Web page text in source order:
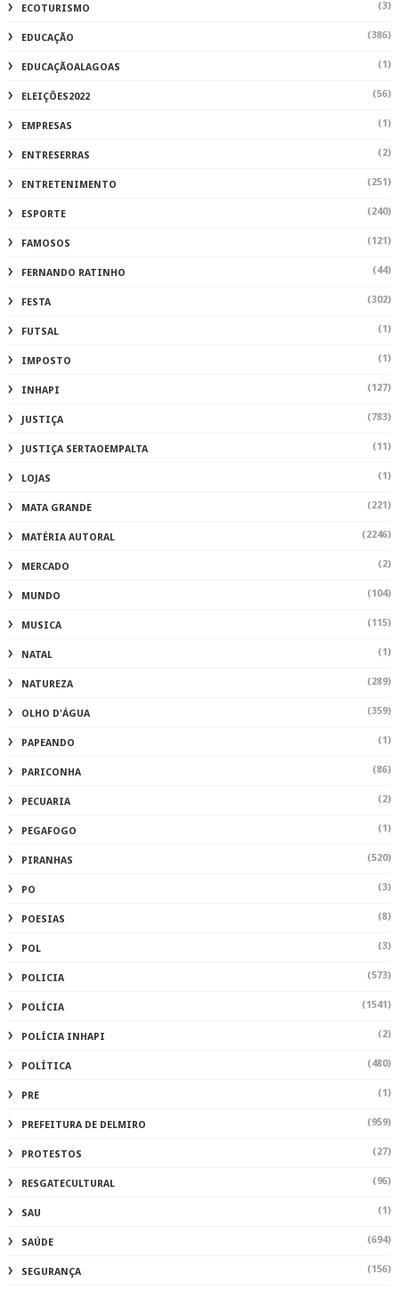
ECOTURISMO (3)
EDUCAÇÃO (386)
EDUCAÇÃOALAGOAS (1)
ELEIÇÕES2022 (56)
EMPRESAS (1)
ENTRESERRAS (2)
ENTRETENIMENTO (251)
ESPORTE (240)
FAMOSOS (121)
FERNANDO RATINHO (44)
FESTA (302)
FUTSAL (1)
IMPOSTO (1)
INHAPI (127)
JUSTIÇA (783)
JUSTIÇA SERTAOEMPALTA (11)
LOJAS (1)
MATA GRANDE (221)
MATÉRIA AUTORAL (2246)
MERCADO (2)
MUNDO (104)
MUSICA (115)
NATAL (1)
NATUREZA (289)
OLHO D'ÁGUA (359)
PAPEANDO (1)
PARICONHA (86)
PECUARIA (2)
PEGAFOGO (1)
PIRANHAS (520)
PO (3)
POESIAS (8)
POL (3)
POLICIA (573)
POLÍCIA (1541)
POLÍCIA INHAPI (2)
POLÍTICA (480)
PRE (1)
PREFEITURA DE DELMIRO (959)
PROTESTOS (27)
RESGATECULTURAL (96)
SAU (1)
SAÚDE (694)
SEGURANÇA (156)